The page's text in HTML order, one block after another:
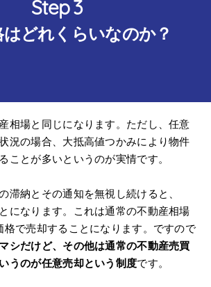
どれくらいなのか？
相場と同じになります。ただし、任意
況の場合、大抵高値つかみにより物件
ことが多いというのが実情です。
滞納とその通知を無視し続けると、
になります。これは通常の不動産相場
格で売却することになります。ですので
シだけど、その他は通常の不動産売買
うのが任意売却という制度です。